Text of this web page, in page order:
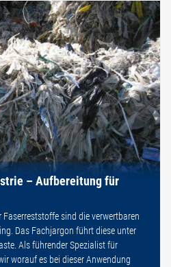
– Aufbereitung für
sind die verwertbaren
Das Fachjargon führt diese unter
Als führender Spezialist für
worauf es bei dieser Anwendung